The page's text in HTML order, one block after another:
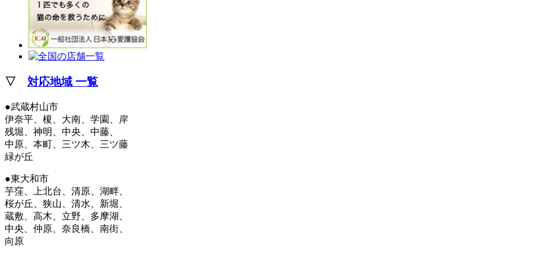
▽ 対応地域 一覧
●武蔵村山市
伊奈平、榎、大南、学園、岸
残堀、神明、中央、中藤、
中原、本町、三ツ木、三ツ藤
緑が丘
●東大和市
芋窪、上北台、清原、湖畔、
桜が丘、狭山、清水、新堀、
蔵敷、高木、立野、多摩湖、
中央、仲原、奈良橋、南街、
向原